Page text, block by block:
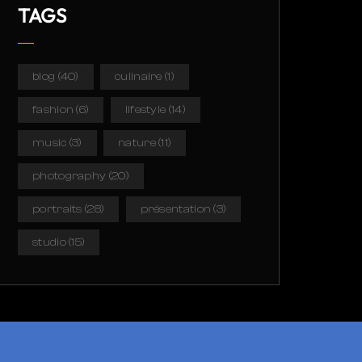
TAGS
blog (40) culinaire (1)
fashion (6) lifestyle (14)
music (3) nature(11)
photography (20)
portraits (28) présentation (3)
studio(15)